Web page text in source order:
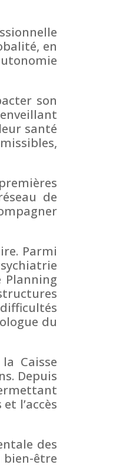
en
son
santé
de
Parmi
Planning
du
Caisse
Depuis
l’accès
des
bien-être